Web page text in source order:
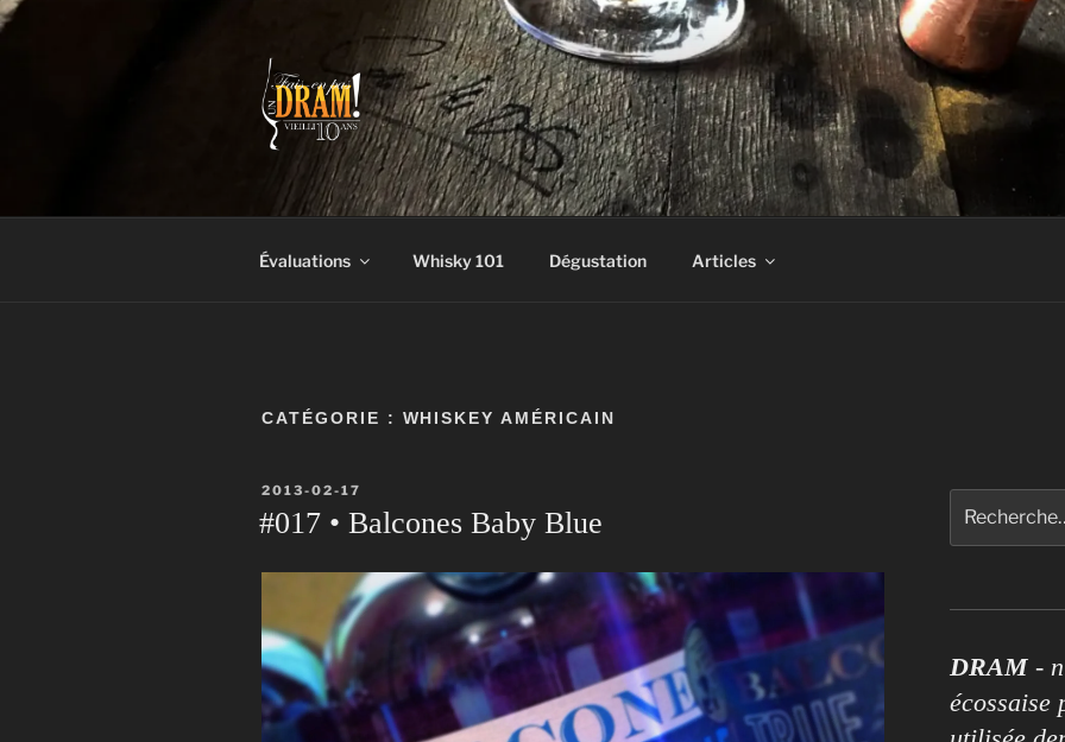
Aller
FAIS-EN PAS UN DRAM!
Un vrai blogue de péteux
Évaluations Whisky 101 Dégustation Articles
CATÉGORIE : WHISKEY AMÉRICAIN
PUBLIÉ
2013-02-17
#017 • Balcones Baby Blue
DRAM-
écossaise